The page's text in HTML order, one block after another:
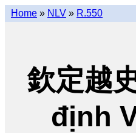
Home » NLV » R.550
欽定越
định